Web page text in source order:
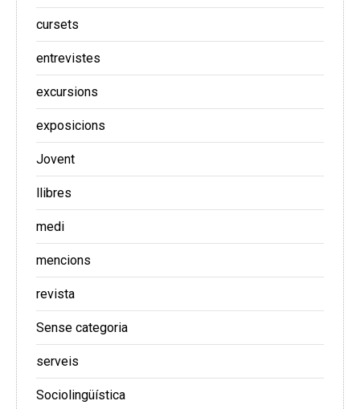
cursets
entrevistes
excursions
exposicions
Jovent
llibres
medi
mencions
revista
Sense categoria
serveis
Sociolingüística